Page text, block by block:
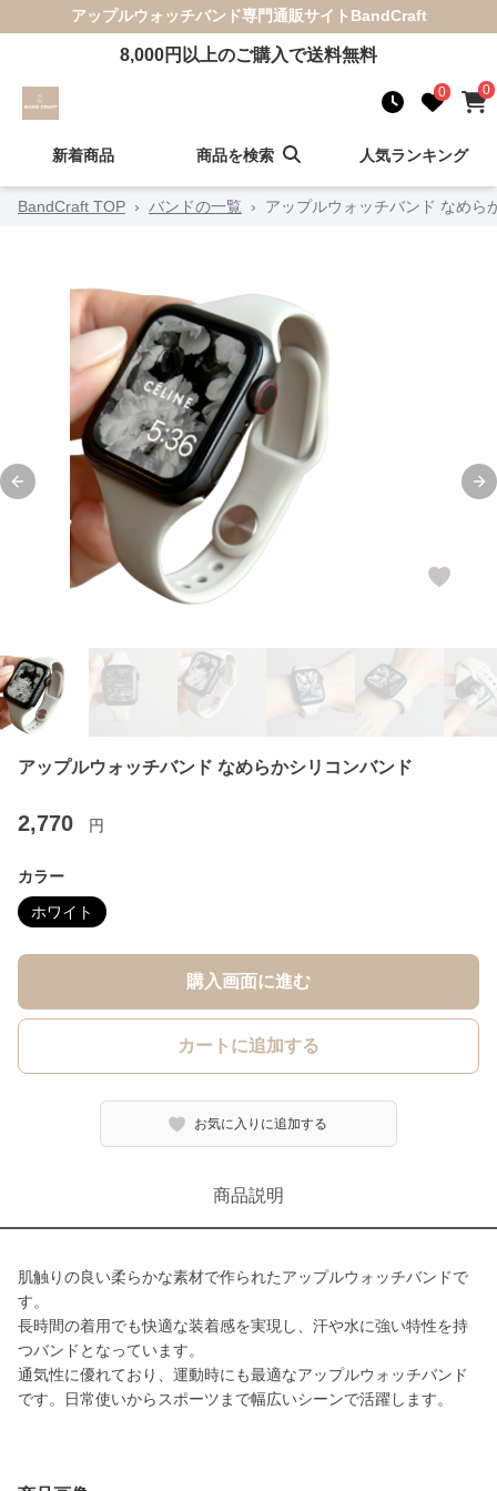
アップルウォッチバンド専門通販サイト BandCraft
8,000円以上のご購入で送料無料
0 0
新着商品 商品を検索 人気ランキング
BandCraft TOP › バンドの一覧 › アップルウォッチバンド なめら
Previous slide
アップルウォッチバンド なめらかシリコンバンド
2,770 円
カラー
ホワイト
購入画面に進む
カートに追加する
お気に入りに追加する
商品説明
肌触りの良い柔らかな素材で作られたアップルウォッチバンドで
す。
長時間の着用でも快適な装着感を実現し、汗や水に強い特性を持
つバンドとなっています。
通気性に優れており、運動時にも最適なアップルウォッチバンド
です。日常使いからスポーツまで幅広いシーンで活躍します。